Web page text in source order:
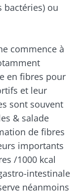
ou
commence à
en fibres pour
et leur
sont souvent
& salade
de fibres
importants
/1000 kcal
intestinale
néanmoins